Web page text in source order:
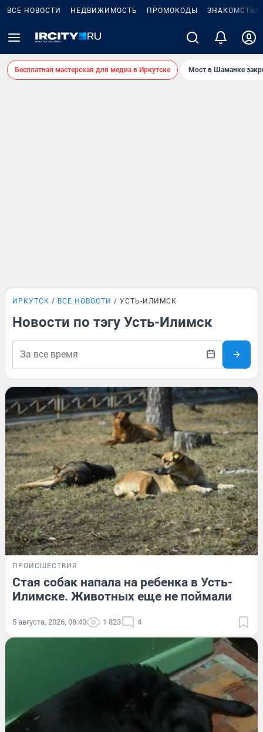
ВСЕ НОВОСТИ НЕДВИЖИМОСТЬ ПРОМОКОДЫ ЗНАКОМСТВА
Бесплатная мастерская для медиа в Иркутске Мост в Шаманке
ИРКУТСК ВСЕ НОВОСТИ УСТЬ-ИЛИМСК
Новости по тэгу Усть-Илимск
ПРОИСШЕСТВИЯ
Стая собак напала на ребенка в Усть-
Илимске. Животных еще не поймали
5 августа, 2026, 08:40 1 823 4